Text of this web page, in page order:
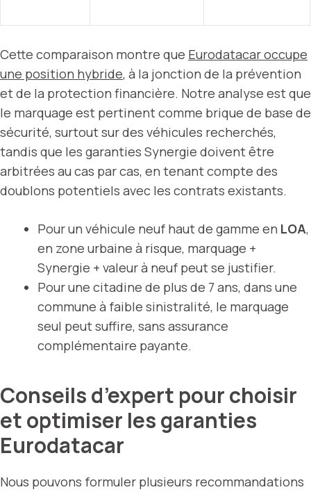
Cette comparaison montre que Eurodatacar occupe
une position hybride, à la jonction de la prévention
et de la protection financière. Notre analyse est que
le marquage est pertinent comme brique de base de
sécurité, surtout sur des véhicules recherchés,
tandis que les garanties Synergie doivent être
arbitrées au cas par cas, en tenant compte des
doublons potentiels avec les contrats existants.
Pour un véhicule neuf haut de gamme en LOA,
en zone urbaine à risque, marquage +
Synergie + valeur à neuf peut se justifier.
Pour une citadine de plus de 7 ans, dans une
commune à faible sinistralité, le marquage
seul peut suffire, sans assurance
complémentaire payante.
Conseils d’expert pour choisir
et optimiser les garanties
Eurodatacar
Nous pouvons formuler plusieurs recommandations